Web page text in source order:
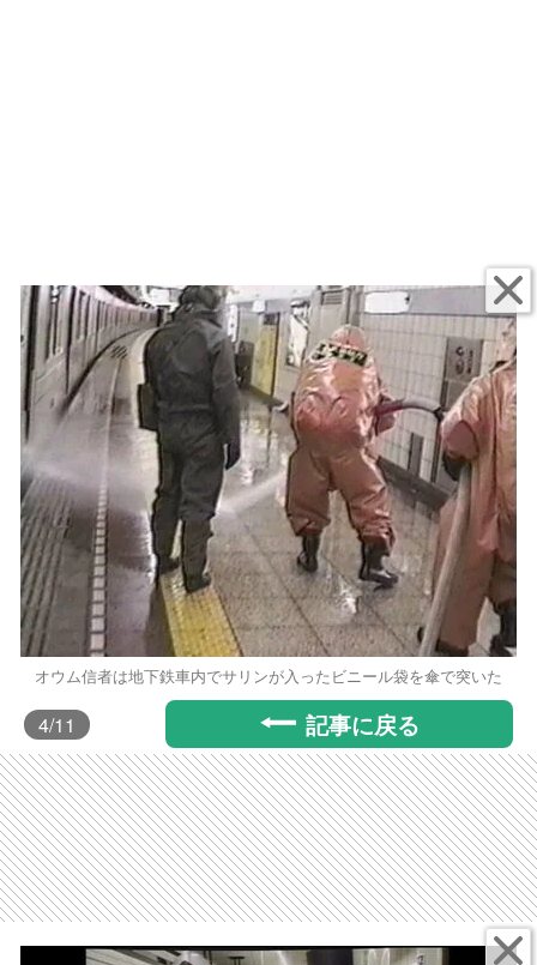
オウム信者は地下鉄車内でサリンが入ったビニール袋を傘で突いた
4/11 記事に戻る